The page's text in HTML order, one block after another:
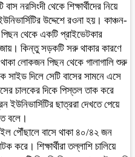
নরসিংদী থেকে শিক্ষার্থীদের নিয়ে
উদ্দেশে রওনা হয়। কাঞ্চন-
থেকে একটি প্রাইভেটকার
কিন্তু সড়কটি সরু থাকার কারণে
থাকা লোকজন পিছন থেকে গালাগালি শুরু
দিলে সেটি বাসের সামনে এসে
চালকের দিকে পিস্তল তাক করে
ইউনিভার্সিটির ছাত্ররা দেখতে পেয়ে
বলে।
পৌঁছালে বাসে থাকা ৪০/৪২ জন
করে। শিক্ষার্থীরা তল্লাশি চালিয়ে